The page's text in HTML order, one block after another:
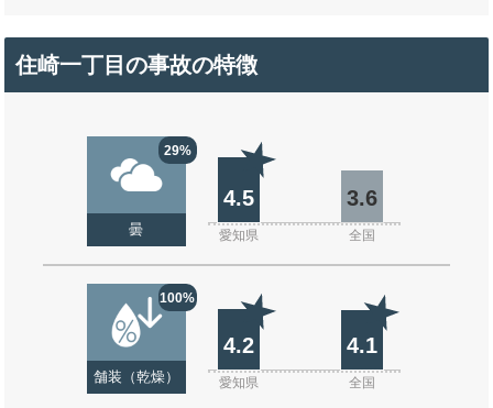
住崎一丁目の事故の特徴
29%
曇
4.5 3.6
愛知県 全国
100%
舗装（乾燥）
4.2 4.1
愛知県 全国